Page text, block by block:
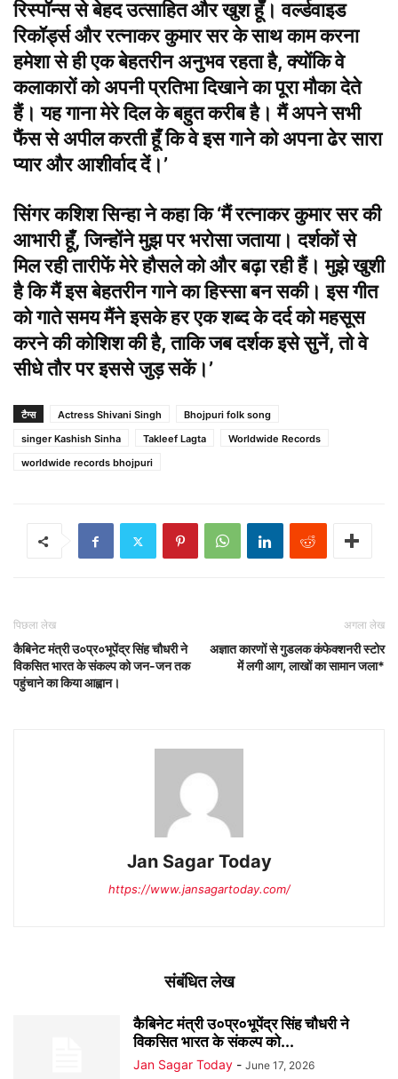
रिस्पॉन्स से बेहद उत्साहित और खुश हूँ। वर्ल्डवाइड
रिकॉर्ड्स और रत्नाकर कुमार सर के साथ काम करना
हमेशा से ही एक बेहतरीन अनुभव रहता है, क्योंकि वे
कलाकारों को अपनी प्रतिभा दिखाने का पूरा मौका देते
हैं। यह गाना मेरे दिल के बहुत करीब है। मैं अपने सभी
फैंस से अपील करती हूँ कि वे इस गाने को अपना ढेर सारा
प्यार और आशीर्वाद दें।’
सिंगर कशिश सिन्हा ने कहा कि ‘मैं रत्नाकर कुमार सर की
आभारी हूँ, जिन्होंने मुझ पर भरोसा जताया। दर्शकों से
मिल रही तारीफें मेरे हौसले को और बढ़ा रही हैं। मुझे खुशी
है कि मैं इस बेहतरीन गाने का हिस्सा बन सकी। इस गीत
को गाते समय मैंने इसके हर एक शब्द के दर्द को महसूस
करने की कोशिश की है, ताकि जब दर्शक इसे सुनें, तो वे
सीधे तौर पर इससे जुड़ सकें।’
टैग्स Actress Shivani Singh
Bhojpuri folk song
singer Kashish Sinha
Takleef Lagta
Worldwide Records
worldwide records bhojpuri
पिछला लेख
कैबिनेट मंत्री उ०प्र०भूपेंद्र सिंह चौधरी ने
विकसित भारत के संकल्प को जन-जन तक
पहुंचाने का किया आह्वान।
अगला लेख
अज्ञात कारणों से गुडलक कंफेक्शनरी स्टोर
में लगी आग, लाखों का सामान जला*
Jan Sagar Today
https://www.jansagartoday.com/
संबंधित लेख
कैबिनेट मंत्री उ०प्र०भूपेंद्र सिंह चौधरी ने
विकसित भारत के संकल्प को...
Jan Sagar Today - June 17, 2026